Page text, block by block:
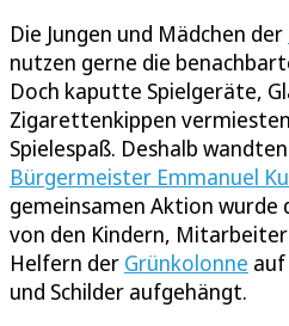
Die Jungen und Mädchen der
nutzen gerne die
Doch kaputte Spielgeräte,
Zigarettenkippen
Spielespaß. Deshalb
Bürgermeister Emmanuel
gemeinsamen Aktion wurde
von den Kindern,
Helfern der Grünkolonne
und Schilder aufgehängt.